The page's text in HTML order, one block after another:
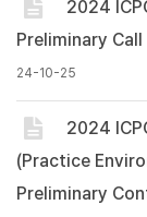
2024
Preliminary
24-10-25
2024
(Practice
Preliminary